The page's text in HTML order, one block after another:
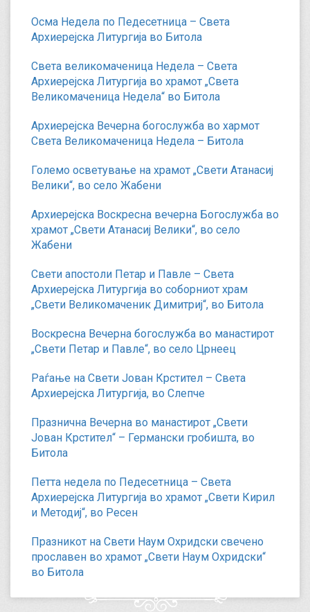
Осма Недела по Педесетница – Света
Архиерејска Литургија во Битола
Света великомаченица Недела – Света
Архиерејска Литургија во храмот „Света
Великомаченица Недела“ во Битола
Архиерејска Вечерна богослужба во хармот
Света Великомаченица Недела – Битола
Големо осветување на храмот „Свети Атанасиј
Велики“, во село Жабени
Архиерејска Воскресна вечерна Богослужба во
храмот „Свети Атанасиј Велики“, во село
Жабени
Свети апостоли Петар и Павле – Света
Архиерејска Литургија во соборниот храм
„Свети Великомаченик Димитриј“, во Битола
Воскресна Вечерна богослужба во манастирот
„Свети Петар и Павле“, во село Црнеец
Раѓање на Свети Јован Крстител – Света
Архиерејска Литургија, во Слепче
Празнична Вечерна во манастирот „Свети
Јован Крстител“ – Германски гробишта, во
Битола
Петта недела по Педесетница – Света
Архиерејска Литургија во храмот „Свети Кирил
и Методиј“, во Ресен
Празникот на Свети Наум Охридски свечено
прославен во храмот „Свети Наум Охридски“
во Битола